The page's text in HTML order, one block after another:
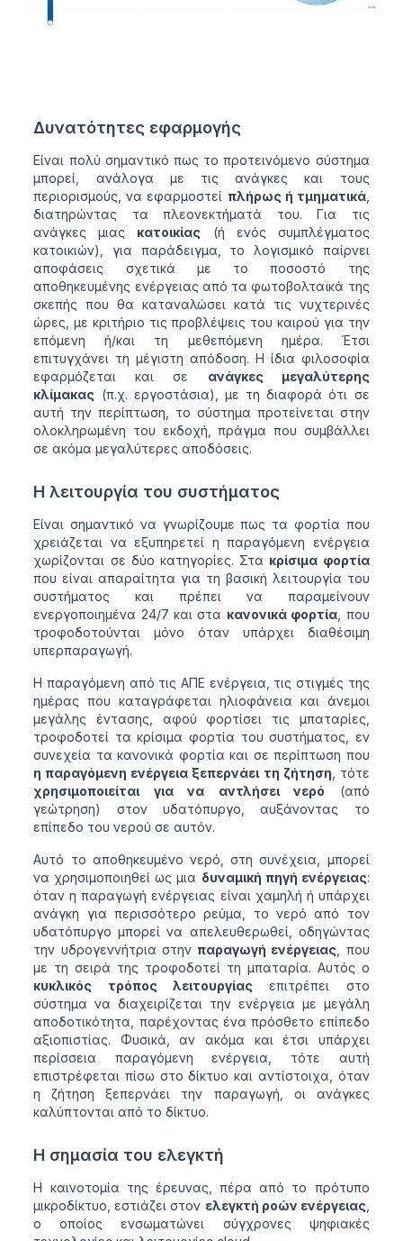
Δυνατότητες εφαρμογής
Είναι πολύ σημαντικό πως το προτεινόμενο σύστημα
μπορεί, ανάλογα με τις ανάγκες και τους
περιορισμούς, να εφαρμοστεί πλήρως ή τμηματικά,
διατηρώντας τα πλεονεκτήματά του. Για τις
ανάγκες μιας κατοικίας (ή ενός συμπλέγματος
κατοικιών), για παράδειγμα, το λογισμικό παίρνει
αποφάσεις σχετικά με το ποσοστό της
αποθηκευμένης ενέργειας από τα φωτοβολταϊκά της
σκεπής που θα καταναλώσει κατά τις νυχτερινές
ώρες, με κριτήριο τις προβλέψεις του καιρού για την
επόμενη ή/και τη μεθεπόμενη ημέρα. Έτσι
επιτυγχάνει τη μέγιστη απόδοση. Η ίδια φιλοσοφία
εφαρμόζεται και σε ανάγκες μεγαλύτερης
κλίμακας (π.χ. εργοστάσια), με τη διαφορά ότι σε
αυτή την περίπτωση, το σύστημα προτείνεται στην
ολοκληρωμένη του εκδοχή, πράγμα που συμβάλλει
σε ακόμα μεγαλύτερες αποδόσεις.
Η λειτουργία του συστήματος
Είναι σημαντικό να γνωρίζουμε πως τα φορτία που
χρειάζεται να εξυπηρετεί η παραγόμενη ενέργεια
χωρίζονται σε δύο κατηγορίες. Στα κρίσιμα φορτία
που είναι απαραίτητα για τη βασική λειτουργία του
συστήματος και πρέπει να παραμείνουν
ενεργοποιημένα 24/7 και στα κανονικά φορτία , που
τροφοδοτούνται μόνο όταν υπάρχει διαθέσιμη
υπερπαραγωγή.
Η παραγόμενη από τις ΑΠΕ ενέργεια, τις στιγμές της
ημέρας που καταγράφεται ηλιοφάνεια και άνεμοι
μεγάλης έντασης, αφού φορτίσει τις μπαταρίες,
τροφοδοτεί τα κρίσιμα φορτία του συστήματος, εν
συνεχεία τα κανονικά φορτία και σε περίπτωση που
η παραγόμενη ενέργεια ξεπερνάει τη ζήτηση , τότε
χρησιμοποιείται για να αντλήσει νερό (από
γεώτρηση) στον υδατόπυργο, αυξάνοντας το
επίπεδο του νερού σε αυτόν.
Αυτό το αποθηκευμένο νερό, στη συνέχεια, μπορεί
να χρησιμοποιηθεί ως μια δυναμική πηγή ενέργειας:
όταν η παραγωγή ενέργειας είναι χαμηλή ή υπάρχει
ανάγκη για περισσότερο ρεύμα, το νερό από τον
υδατόπυργο μπορεί να απελευθερωθεί, οδηγώντας
την υδρογεννήτρια στηνπαραγωγή ενέργειας , που
με τη σειρά της τροφοδοτεί τη μπαταρία. Αυτός ο
κυκλικός τρόπος λειτουργίας επιτρέπει στο
σύστημα να διαχειρίζεται την ενέργεια με μεγάλη
αποδοτικότητα, παρέχοντας ένα πρόσθετο επίπεδο
αξιοπιστίας. Φυσικά, αν ακόμα και έτσι υπάρχει
περίσσεια παραγόμενη ενέργεια, τότε αυτή
επιστρέφεται πίσω στο δίκτυο και αντίστοιχα, όταν
η ζήτηση ξεπερνάει την παραγωγή, οι ανάγκες
καλύπτονται από το δίκτυο.
Η σημασία του ελεγκτή
Η καινοτομία της έρευνας, πέρα από το πρότυπο
μικροδίκτυο, εστιάζει στον ελεγκτή ροών ενέργειας,
ο οποίος ενσωματώνει σύγχρονες ψηφιακές